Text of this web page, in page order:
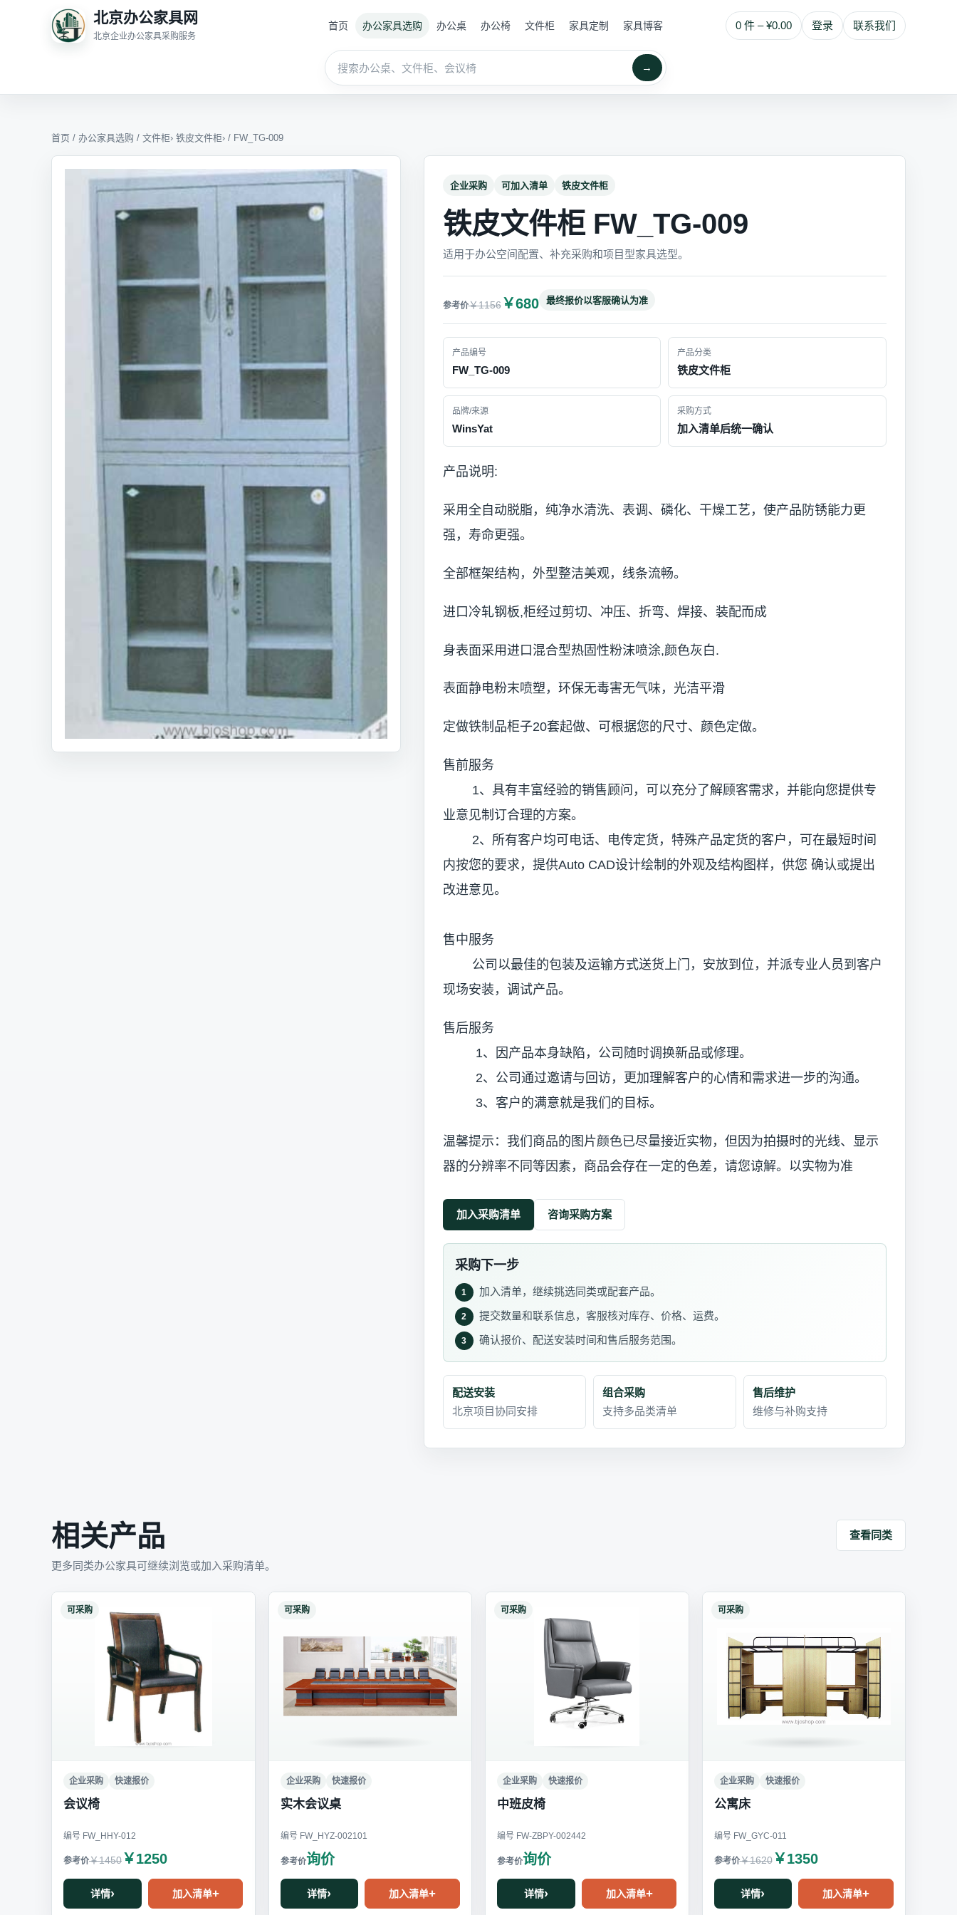
北京办公家具网
北京企业办公家具采购服务
0 件 – ¥0.00 登录 联系我们
首页 办公家具选购 办公桌 办公椅 文件柜 家具定制 家具博客
→
首页 / 办公家具选购 / 文件柜› 铁皮文件柜› / FW_TG-009
企业采购 可加入清单 铁皮文件柜
铁皮文件柜 FW_TG-009
适用于办公空间配置、补充采购和项目型家具选型。
￥1156￥680 最终报价以客服确认为准
产品编号
FW_TG-009
产品分类
铁皮文件柜
品牌/来源
WinsYat
采购方式
加入清单后统一确认
产品说明:
采用全自动脱脂，纯净水清洗、表调、磷化、干燥工艺，使产品防锈能力更
强，寿命更强。
全部框架结构，外型整洁美观，线条流畅。
进口冷轧钢板,柜经过剪切、冲压、折弯、焊接、装配而成
身表面采用进口混合型热固性粉沫喷涂,颜色灰白.
表面静电粉末喷塑，环保无毒害无气味，光洁平滑
定做铁制品柜子20套起做、可根据您的尺寸、颜色定做。
售前服务
1、具有丰富经验的销售顾问，可以充分了解顾客需求，并能向您提供专
业意见制订合理的方案。
2、所有客户均可电话、电传定货，特殊产品定货的客户，可在最短时间
内按您的要求，提供Auto CAD设计绘制的外观及结构图样，供您 确认或提出
改进意见。
售中服务
公司以最佳的包装及运输方式送货上门，安放到位，并派专业人员到客户
现场安装，调试产品。
售后服务
1、因产品本身缺陷，公司随时调换新品或修理。
2、公司通过邀请与回访，更加理解客户的心情和需求进一步的沟通。
3、客户的满意就是我们的目标。
温馨提示：我们商品的图片颜色已尽量接近实物，但因为拍摄时的光线、显示
器的分辨率不同等因素，商品会存在一定的色差，请您谅解。以实物为准
加入采购清单 咨询采购方案
采购下一步
1 加入清单，继续挑选同类或配套产品。
2 提交数量和联系信息，客服核对库存、价格、运费。
3 确认报价、配送安装时间和售后服务范围。
配送安装
北京项目协同安排
组合采购
支持多品类清单
售后维护
维修与补购支持
相关产品
更多同类办公家具可继续浏览或加入采购清单。
查看同类
可采购
企业采购 快速报价
会议椅
编号 FW_HHY-012
￥1450 ￥1250
详情 加入清单
可采购
企业采购 快速报价
实木会议桌
编号 FW_HYZ-002101
询价
详情 加入清单
可采购
企业采购 快速报价
中班皮椅
编号 FW-ZBPY-002442
询价
详情 加入清单
可采购
企业采购 快速报价
公寓床
编号 FW_GYC-011
￥1620￥1350
详情 加入清单